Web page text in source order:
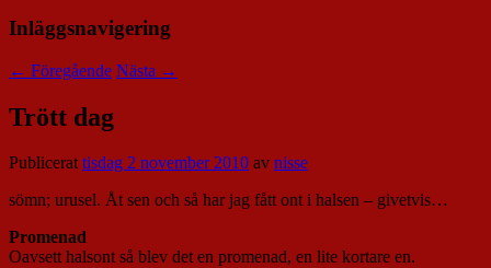
Inläggsnavigering
← Föregående Nästa →
Trött dag
Publicerattisdag 2 november 2010 av nisse
sömn; urusel. Åt sen och så har jag fått ont i halsen – givetvis…
Promenad
Oavsett halsont så blev det en promenad, en lite kortare en.